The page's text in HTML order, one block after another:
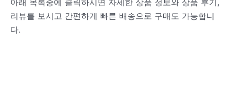
아래 목록중에 클릭하시면 자세한 상품 정보와 상품 후기,
리뷰를 보시고 간편하게 빠른 배송으로 구매도 가능합니
다.